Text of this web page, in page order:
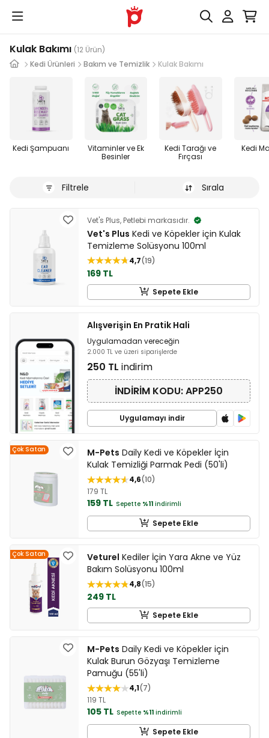
Kulak Bakımı (12 Ürün)
Kedi Ürünleri
Bakım ve Temizlik Kulak Bakımı
Kedi Şampuanı
Vitaminler ve Ek
Besinler
Kedi Tarağı ve
Fırçası
Kedi
Filtrele Sırala
Vet's Plus, Petlebi markasıdır.
Vet's Plus Kedi ve Köpekler için Kulak
Temizleme Solüsyonu 100ml
4,7 19
169 TL
Sepete Ekle
Alışverişin En Pratik Hali
Uygulamadan vereceğin
2.000 TL ve üzeri siparişlerde
250 TL indirim
İNDİRİM KODU: APP250
Uygulamayı indir
Çok Satan M-Pets Daily Kedi ve Köpekler İçin
Kulak Temizliği Parmak Pedi (50'li)
4,6 10
179 TL
159 TL Sepette %11 indirimli
Sepete Ekle
Çok Satan Veturel Kediler İçin Yara Akne ve Yüz
Bakım Solüsyonu 100ml
4,8 15
249 TL
Sepete Ekle
M-Pets Daily Kedi ve Köpekler için
Kulak Burun Gözyaşı Temizleme
Pamuğu (55'li)
4,1 7
119 TL
105 TL Sepette %11 indirimli
Sepete Ekle